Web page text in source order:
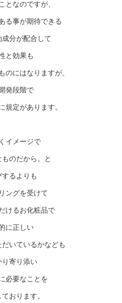
となのですが、
る事が期待できる
分が配合して
と効果も
のにはなりますが、
発段階で
規定があります。
イメージで
ものだから。と
するよりも
ングを受けて
けるお化粧品で
に正しい
いているかなども
り寄り添い
必要なことを
おります。